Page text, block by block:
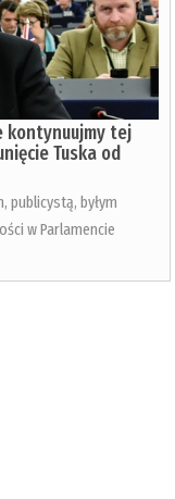
kontynuujmy tej
Tuska od
publicystą, byłym
w Parlamencie